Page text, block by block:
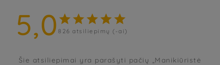
5,0     
826 atsiliepimų (-ai)
Šie atsiliepimai yra parašyti pačių „Manikiūristė